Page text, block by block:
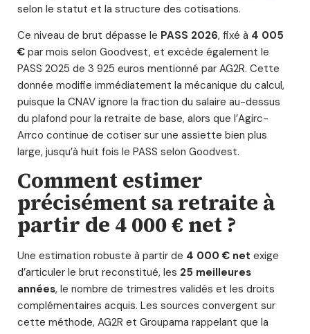
selon le statut et la structure des cotisations.
Ce niveau de brut dépasse le PASS 2026, fixé à 4 005
€ par mois selon Goodvest, et excède également le
PASS 2025 de 3 925 euros mentionné par AG2R. Cette
donnée modifie immédiatement la mécanique du calcul,
puisque la CNAV ignore la fraction du salaire au-dessus
du plafond pour la retraite de base, alors que l’Agirc-
Arrco continue de cotiser sur une assiette bien plus
large, jusqu’à huit fois le PASS selon Goodvest.
Comment estimer
précisément sa retraite à
partir de 4 000 € net ?
Une estimation robuste à partir de 4 000 € net exige
d’articuler le brut reconstitué, les 25 meilleures
années, le nombre de trimestres validés et les droits
complémentaires acquis. Les sources convergent sur
cette méthode, AG2R et Groupama rappelant que la